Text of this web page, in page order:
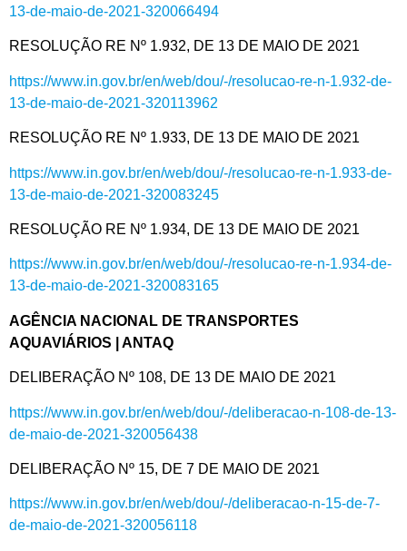
13-de-maio-de-2021-320066494
RESOLUÇÃO RE Nº 1.932, DE 13 DE MAIO DE 2021
https://www.in.gov.br/en/web/dou/-/resolucao-re-n-1.932-de-
13-de-maio-de-2021-320113962
RESOLUÇÃO RE Nº 1.933, DE 13 DE MAIO DE 2021
https://www.in.gov.br/en/web/dou/-/resolucao-re-n-1.933-de-
13-de-maio-de-2021-320083245
RESOLUÇÃO RE Nº 1.934, DE 13 DE MAIO DE 2021
https://www.in.gov.br/en/web/dou/-/resolucao-re-n-1.934-de-
13-de-maio-de-2021-320083165
AGÊNCIA NACIONAL DE TRANSPORTES
AQUAVIÁRIOS | ANTAQ
DELIBERAÇÃO Nº 108, DE 13 DE MAIO DE 2021
https://www.in.gov.br/en/web/dou/-/deliberacao-n-108-de-13-
de-maio-de-2021-320056438
DELIBERAÇÃO Nº 15, DE 7 DE MAIO DE 2021
https://www.in.gov.br/en/web/dou/-/deliberacao-n-15-de-7-
de-maio-de-2021-320056118